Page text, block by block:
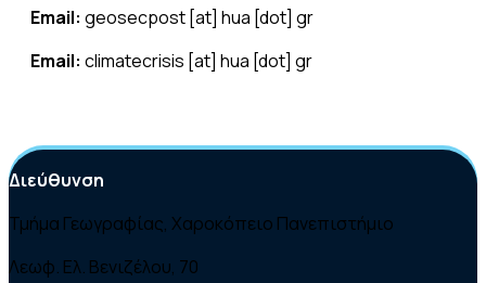
Email: geosecpost [at] hua [dot] gr
Email: climatecrisis [at] hua [dot] gr
Διεύθυνση
Τμήμα Γεωγραφίας, Χαροκόπειο Πανεπιστήμιο
Λεωφ. Ελ. Βενιζέλου, 70